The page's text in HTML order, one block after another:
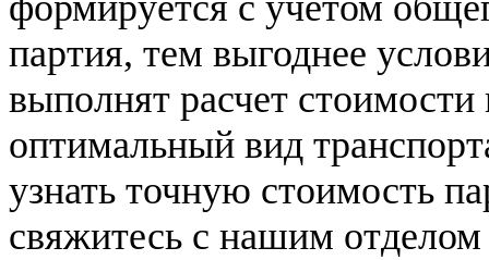
партия, тем выгоднее
выполнят расчет
оптимальный вид
узнать точную стоимость
свяжитесь с нашим